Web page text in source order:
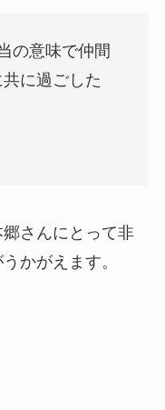
の意味で仲間
に過ごした
さんにとって非
かがえます。